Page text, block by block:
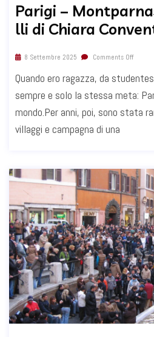
Parigi –
lli di Chiara
8 Settembre 2025 Comments Off
Quando ero ragazza, da
sempre e solo la stessa meta:
mondo.Per anni, poi, sono stata
villaggi e campagna di una